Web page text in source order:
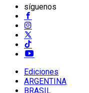
síguenos
Ediciones
ARGENTINA
BRASIL